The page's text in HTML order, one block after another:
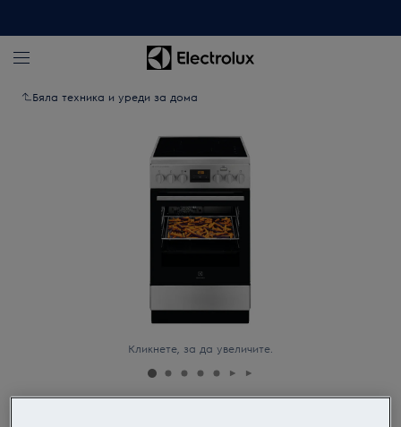
Бяла техника и уреди за дома
Кликнете, за да увеличите.